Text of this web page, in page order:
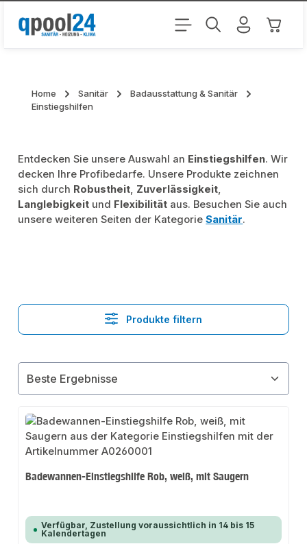
Zum Hauptinhalt springen
Home Sanitär
Badausstattung & Sanitär
Einstiegshilfen
Entdecken Sie unsere Auswahl an Einstiegshilfen. Wir
decken Ihre Profibedarfe. Unsere Produkte zeichnen
sich durch Robustheit, Zuverlässigkeit,
Langlebigkeit und Flexibilität aus. Besuchen Sie auch
unsere weiteren Seiten der KategorieSanitär.
Produkte filtern
Badewannen-Einstiegshilfe Rob, weiß, mit Saugern
Verfügbar, Zustellung voraussichtlich in 14 bis 15
Kalendertagen